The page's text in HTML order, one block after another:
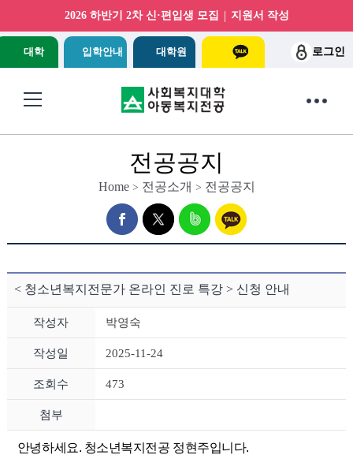
대학 입학안내 대학원
2026 하반기 2차 신·편입생 모집 | 지원서 작성
로그인
전공공지
Home> 전공소개 > 전공공지
< 청소년복지전문가 온라인 진로 특강 > 신청 안내
작성자 박영숙
작성일 2025-11-24
조회수 473
첨부
안녕하세요. 청소년복지전공 정현주입니다.